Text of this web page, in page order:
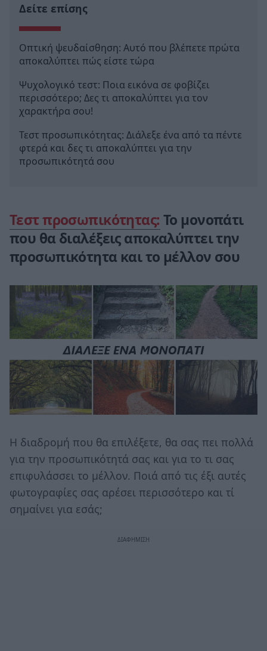
Δείτε επίσης
Οπτική ψευδαίσθηση: Αυτό που βλέπετε πρώτα
αποκαλύπτει πώς είστε τώρα
Ψυχολογικό τεστ: Ποια εικόνα σε φοβίζει
περισσότερο; Δες τι αποκαλύπτει για τον
χαρακτήρα σου!
Τεστ προσωπικότητας: Διάλεξε ένα από τα πέντε
φτερά και δες τι αποκαλύπτει για την
προσωπικότητά σου
Τεστ προσωπικότητας: Το μονοπάτι
που θα διαλέξεις αποκαλύπτει την
προσωπικότητα και το μέλλον σου
Η διαδρομή που θα επιλέξετε, θα σας πει πολλά
για την προσωπικότητά σας και για το τι σας
επιφυλάσσει το μέλλον. Ποιά από τις έξι αυτές
φωτογραφίες σας αρέσει περισσότερο και τί
σημαίνει για εσάς;